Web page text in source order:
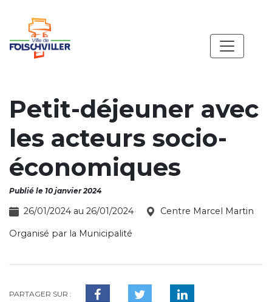
Petit-déjeuner avec
les acteurs socio-
économiques
Publié le 10 janvier 2024
26/01/2024 au 26/01/2024 Centre Marcel Martin
Organisé par la Municipalité
PARTAGER SUR :